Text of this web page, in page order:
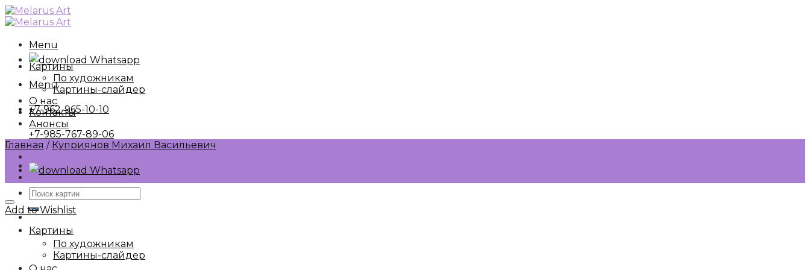
Skip
to
Menu
Whatsapp
Menu
+7-962-965-10-10
+7-985-767-89-06
Whatsapp
Искать:
Картины
По художникам
Картины-слайдер
Картины
По художникам
Картины-слайдер
О нас
Контакты
Анонсы
Главная / Куприянов Михаил Васильевич
Add to Wishlist